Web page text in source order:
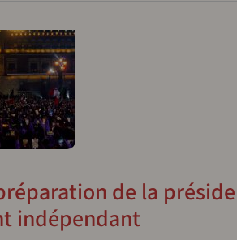
de la
indépendant